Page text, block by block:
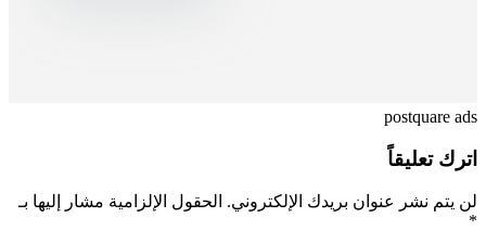
postquare ads
اترك تعليقاً
لن يتم نشر عنوان بريدك الإلكتروني. الحقول الإلزامية مشار إليها بـ
*